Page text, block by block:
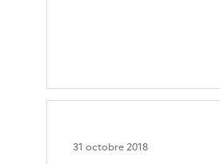
31 octobre 2018